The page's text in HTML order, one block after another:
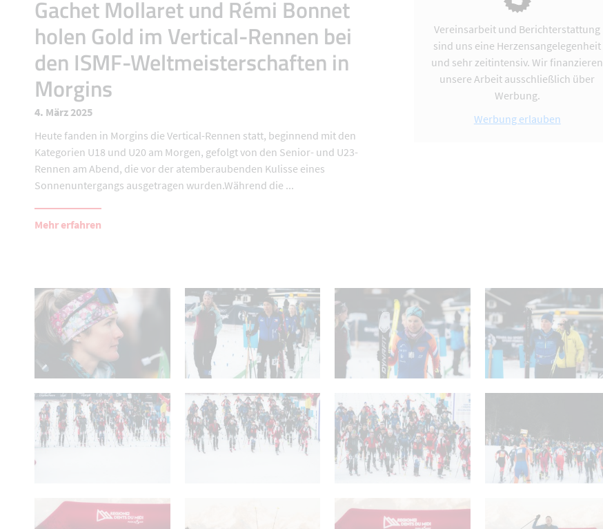
Gachet Mollaret und Rémi Bonnet
holen Gold im Vertical-Rennen bei
den ISMF-Weltmeisterschaften in
Morgins
4. März 2025
Heute fanden in Morgins die Vertical-Rennen statt, beginnend mit den
Kategorien U18 und U20 am Morgen, gefolgt von den Senior- und U23-
Rennen am Abend, die vor der atemberaubenden Kulisse eines
Sonnenuntergangs ausgetragen wurden.Während die ...
Mehr erfahren
Vereinsarbeit und Berichterstattung
sind uns eine Herzensangelegenheit
und sehr zeitintensiv. Wir finanzieren
unsere Arbeit ausschließlich über
Werbung.
Werbung erlauben